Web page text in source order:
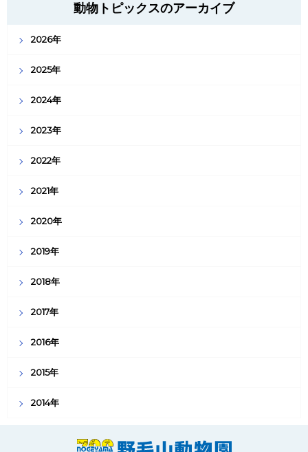
動物トピックスのアーカイブ
2026年
2025年
2024年
2023年
2022年
2021年
2020年
2019年
2018年
2017年
2016年
2015年
2014年